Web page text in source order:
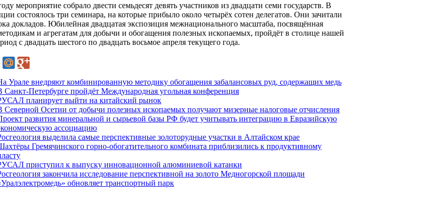
мероприятие собрало двести семьдесят девять участников из двадцати семи государств. В
состоялось три семинара, на которые прибыло около четырёх сотен делегатов. Они зачитали
докладов. Юбилейная двадцатая экспозиция межнационального масштаба, посвящённая
и агрегатам для добычи и обогащения полезных ископаемых, пройдёт в столице нашей
с двадцать шестого по двадцать восьмое апреля текущего года.
Урале внедряют комбинированную методику обогащения забалансовых руд, содержащих медь
Санкт-Петербурге пройдёт Международная угольная конференция
планирует выйти на китайский рынок
Северной Осетии от добычи полезных ископаемых получают мизерные налоговые отчисления
развития минеральной и сырьевой базы РФ будет учитывать интеграцию в Евразийскую
ассоциацию
выделила самые перспективные золоторудные участки в Алтайском крае
Гремячинского горно-обогатительного комбината приблизились к продуктивному
приступил к выпуску инновационной алюминиевой катанки
закончила исследование перспективной на золото Медногорской площади
обновляет транспортный парк